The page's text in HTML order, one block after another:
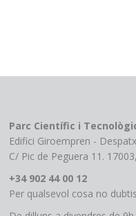
Parc Científic i
Edifici Giroempren -
C/ Pic de Peguera 11.
+34 902 44 00 12
Per qualsevol cosa no